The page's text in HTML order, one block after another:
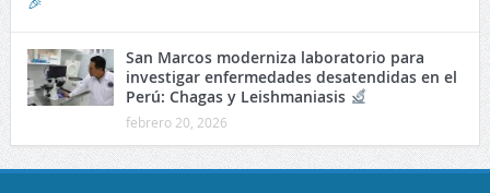
San Marcos moderniza laboratorio para
investigar enfermedades desatendidas en el
Perú: Chagas y Leishmaniasis
febrero 20, 2026